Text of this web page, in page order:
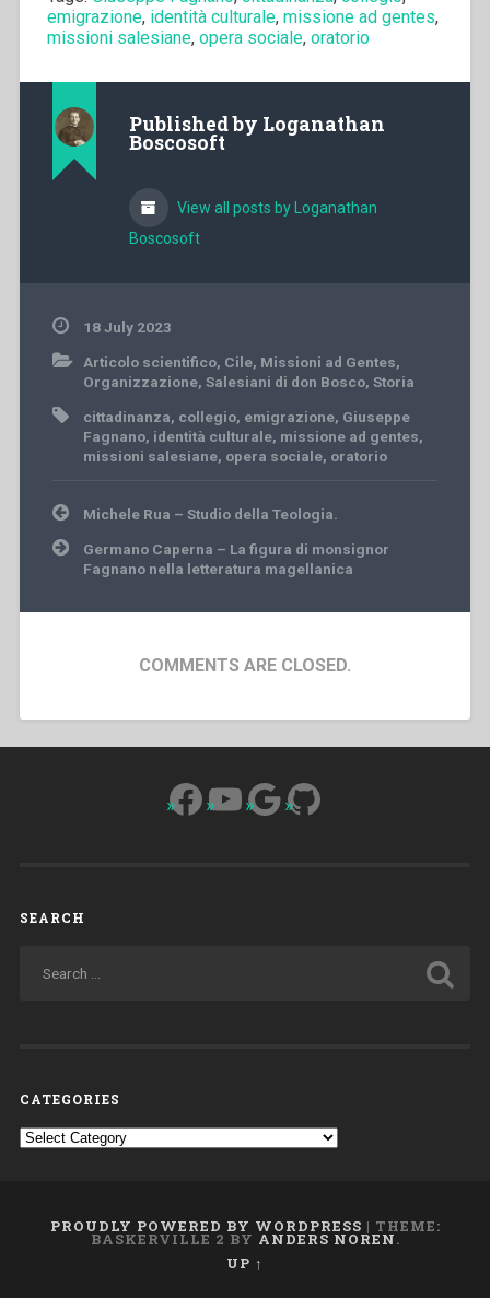
emigrazione, identità culturale, missione ad gentes,
missioni salesiane, opera sociale, oratorio
Published by Loganathan
Boscosoft
View all posts by Loganathan
Boscosoft
18 July 2023
Articolo scientifico, Cile, Missioni ad Gentes,
Organizzazione, Salesiani di don Bosco, Storia
cittadinanza, collegio, emigrazione, Giuseppe
Fagnano, identità culturale, missione ad gentes,
missioni salesiane, opera sociale, oratorio
Post
navigation
Michele Rua – Studio della Teologia.
Germano Caperna – La figura di monsignor
Fagnano nella letteratura magellanica
COMMENTS ARE CLOSED.
Facebook
YouTube
Google
GitHub
SEARCH
CATEGORIES
Categories
PROUDLY POWERED BY WORDPRESS | THEME:
BASKERVILLE 2 BY ANDERS NOREN.
UP ↑